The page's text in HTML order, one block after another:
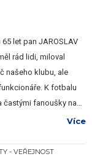
let pan JAROSLAV
rád lidi, miloval
našeho klubu, ale
K fotbalu
častými fanoušky na…
Více
- VEŘEJNOST